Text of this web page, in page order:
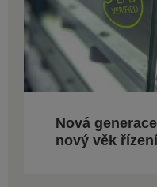
Nová
nový věk